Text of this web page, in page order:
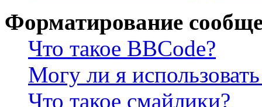
Форматирование
Что такое BBCode?
Могу ли я
Что такое смайлики?